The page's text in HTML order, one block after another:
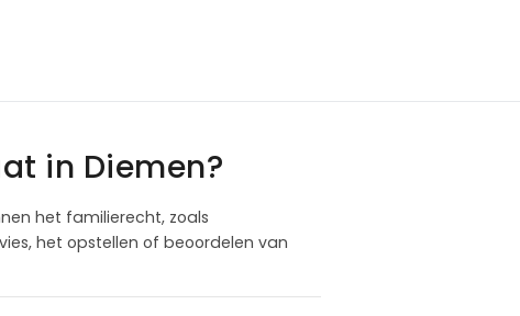
in Diemen?
het familierecht, zoals
het opstellen of beoordelen van